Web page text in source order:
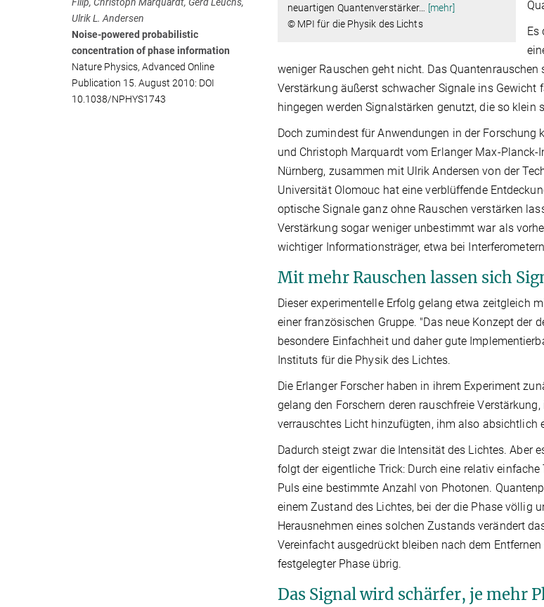
neuartigen Quantenverstärker…
[mehr]
© MPI für die Physik des Lichts
Es
weniger Rauschen geht nicht. Das
Verstärkung äußerst schwacher Signale ins
hingegen werden Signalstärken genutzt, die so
Doch zumindest für Anwendungen in der
und Christoph Marquardt vom Erlanger Max-
Nürnberg, zusammen mit Ulrik Andersen von der
Universität Olomouc hat eine verblüffende
optische Signale ganz ohne Rauschen verstärken
Verstärkung sogar weniger unbestimmt war als
wichtiger Informationsträger, etwa bei
Mit mehr Rauschen lassen sich
Dieser experimentelle Erfolg gelang etwa zeitgleich
einer französischen Gruppe. "Das neue Konzept
besondere Einfachheit und daher gute
Instituts für die Physik des Lichtes.
Die Erlanger Forscher haben in ihrem Experiment
gelang den Forschern deren rauschfreie
verrauschtes Licht hinzufügten, ihm also absichtlich
Dadurch steigt zwar die Intensität des Lichtes. Aber
folgt der eigentliche Trick: Durch eine relativ
Puls eine bestimmte Anzahl von Photonen.
einem Zustand des Lichtes, bei der die Phase völlig
Herausnehmen eines solchen Zustands verändert
Vereinfacht ausgedrückt bleiben nach dem
festgelegter Phase übrig.
Das Signal wird schärfer, je mehr
Ulrik L. Andersen
Noise-powered probabilistic
concentration of phase information
Nature Physics, Advanced Online
Publication 15. August 2010: DOI
10.1038/NPHYS1743